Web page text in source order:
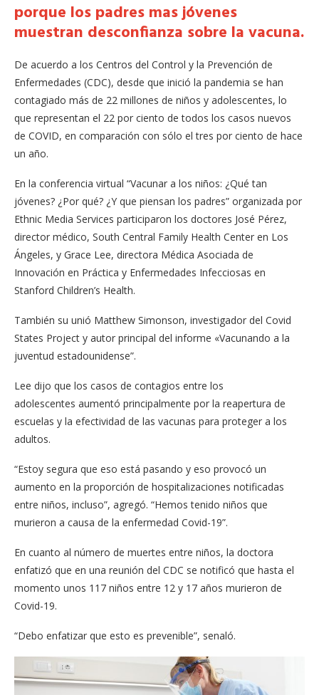
​porque los padres mas jóvenes
muestran desconfianza sobre la vacuna.
De acuerdo a los Centros del Control y la Prevención de
Enfermedades (CDC), desde que inició la pandemia se han
contagiado más de 22 millones de niños y adolescentes, lo
que representan el 22 por ciento de todos los casos nuevos
de COVID, en comparación con sólo el tres por ciento de hace
un año.
En la conferencia virtual “Vacunar a los niños: ¿Qué tan
jóvenes? ¿Por qué? ¿Y que piensan los padres” organizada por
Ethnic Media Services participaron los doctores José Pérez,
director médico, South Central Family Health Center en Los
Ángeles, y Grace Lee, directora Médica Asociada de
Innovación en Práctica y Enfermedades Infecciosas en
Stanford Children’s Health.
También su unió Matthew Simonson, investigador del Covid
States Project y autor principal del informe «Vacunando a la
juventud estadounidense”.
Lee dijo que los casos de contagios entre ​los
adolescentes aumentó principalmente por la reapertura de
escuelas y la efectividad de las vacunas para proteger a los
adultos.
“Estoy segura que eso está pasando y eso provocó un
aumento en la proporción de hospitalizaciones notificadas
entre niños​,​ incluso”, agregó. “Hemos tenido niños que
murieron a causa de la enfermedad Covid-19”.
En cuanto al número de muertes entre niños, la doctora
enfatizó que en una reunión del CDC se notificó que hasta el
momento unos 117 niños entre 12 y 17 años murieron de
Covid-19.
“Debo enfatizar que esto es prevenible”, senaló.